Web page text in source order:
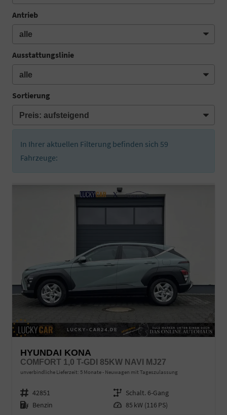
Antrieb
Ausstattungslinie
Sortierung
In Ihrer aktuellen Filterung befinden sich 59
Fahrzeuge:
HYUNDAI KONA
COMFORT 1,0 T-GDI 85KW NAVI MJ27
unverbindliche Lieferzeit: 5 Monate Neuwagen mit Tageszulassung
Fahrzeugnr. 42851 Getriebe Schalt. 6-Gang
Kraftstoff Benzin Leistung 85 kW (116 PS)